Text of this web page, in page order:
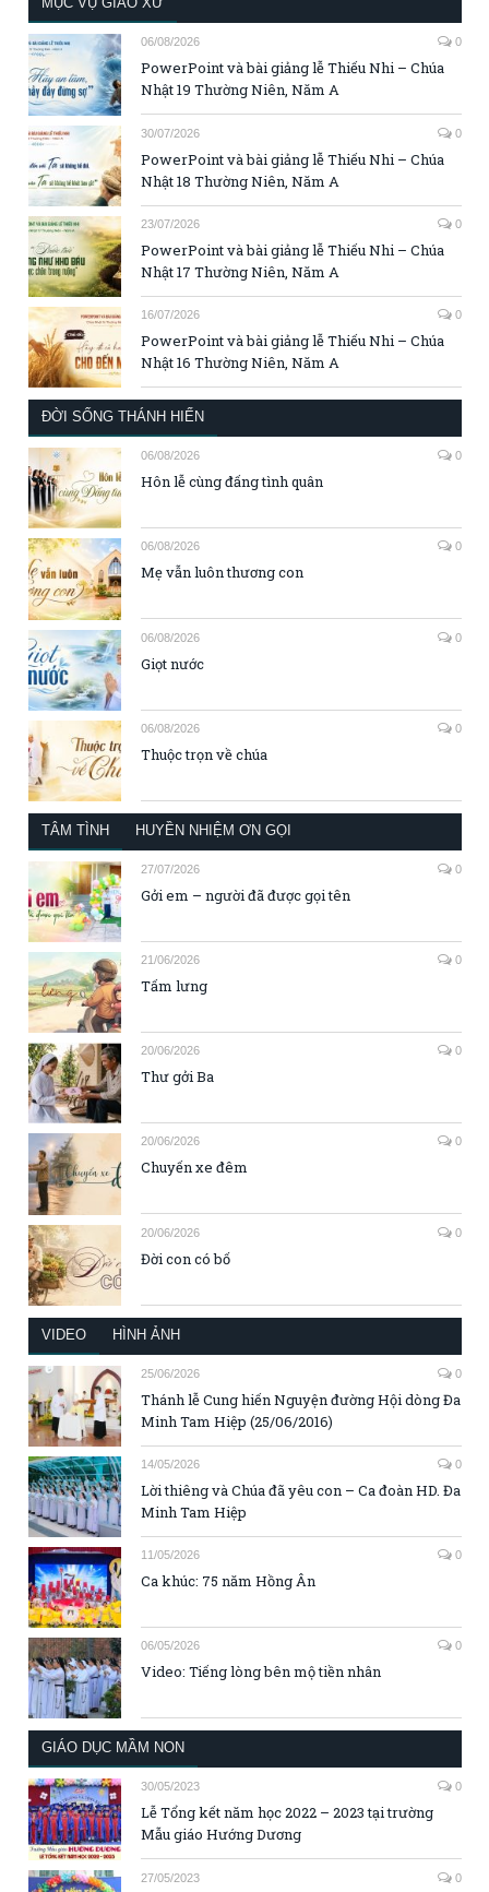
06/08/2026 0
PowerPoint và bài giảng lễ Thiếu Nhi – Chúa
Nhật 19 Thường Niên, Năm A
30/07/2026 0
PowerPoint và bài giảng lễ Thiếu Nhi – Chúa
Nhật 18 Thường Niên, Năm A
23/07/2026 0
PowerPoint và bài giảng lễ Thiếu Nhi – Chúa
Nhật 17 Thường Niên, Năm A
16/07/2026 0
PowerPoint và bài giảng lễ Thiếu Nhi – Chúa
Nhật 16 Thường Niên, Năm A
ĐỜI SỐNG THÁNH HIẾN
06/08/2026 0
Hôn lễ cùng đấng tình quân
06/08/2026 0
Mẹ vẫn luôn thương con
06/08/2026 0
Giọt nước
06/08/2026 0
Thuộc trọn về chúa
TÂM TÌNH HUYỀN NHIỆM ƠN GỌI
27/07/2026 0
Gởi em – người đã được gọi tên
21/06/2026 0
Tấm lưng
20/06/2026 0
Thư gởi Ba
20/06/2026 0
Chuyến xe đêm
20/06/2026 0
Đời con có bố
VIDEO HÌNH ẢNH
25/06/2026 0
Thánh lễ Cung hiến Nguyện đường Hội dòng Đa
Minh Tam Hiệp (25/06/2016)
14/05/2026 0
Lời thiêng và Chúa đã yêu con – Ca đoàn HD. Đa
Minh Tam Hiệp
11/05/2026 0
Ca khúc: 75 năm Hồng Ân
06/05/2026 0
Video: Tiếng lòng bên mộ tiền nhân
GIÁO DỤC MẦM NON
30/05/2023 0
Lễ Tổng kết năm học 2022 – 2023 tại trường
Mẫu giáo Hướng Dương
27/05/2023 0